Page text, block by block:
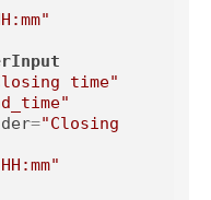
time"
="Closing